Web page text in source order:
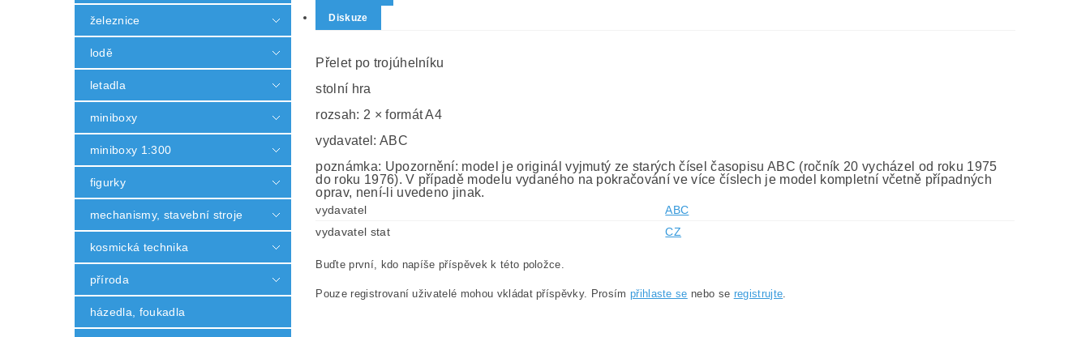
železnice
lodě
letadla
miniboxy
miniboxy 1:300
figurky
mechanismy, stavební stroje
kosmická technika
příroda
házedla, foukadla
Diskuze
Přelet po trojúhelníku
stolní hra
rozsah: 2 × formát A4
vydavatel: ABC
poznámka: Upozornění: model je originál vyjmutý ze starých čísel časopisu ABC (ročník 20 vycházel od roku 1975
do roku 1976). V případě modelu vydaného na pokračování ve více číslech je model kompletní včetně případných
oprav, není-li uvedeno jinak.
vydavatel
ABC
vydavatel stat
CZ
Buďte první, kdo napíše příspěvek k této položce.
Pouze registrovaní uživatelé mohou vkládat příspěvky. Prosím přihlaste se nebo se registrujte.